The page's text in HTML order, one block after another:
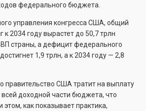
федерального бюджета.
управления конгресса США, общий
к 2034 году вырастет до 50,7 трлн
страны, а дефицит федерального
1,9 трлн, а к 2034 году — 2,8
правительство США тратит на выплату
доходной части бюджета, что
этом, как показывает практика,